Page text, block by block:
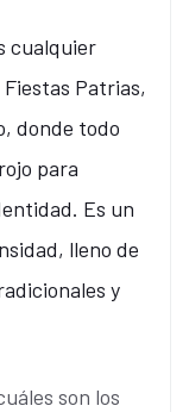
cualquier
Patrias,
donde todo
para
Es un
lleno de
y
son los